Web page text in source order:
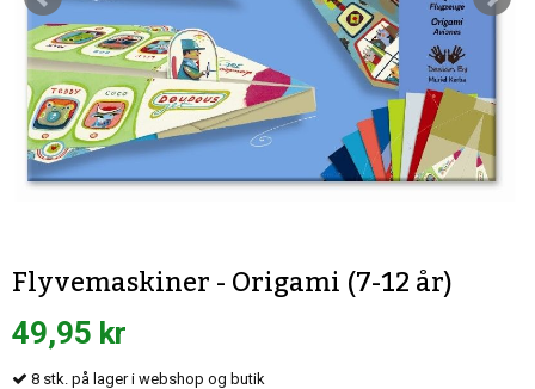
Flyvemaskiner - Origami (7-12 år)
49,95 kr
8 stk. på lager i webshop og butik